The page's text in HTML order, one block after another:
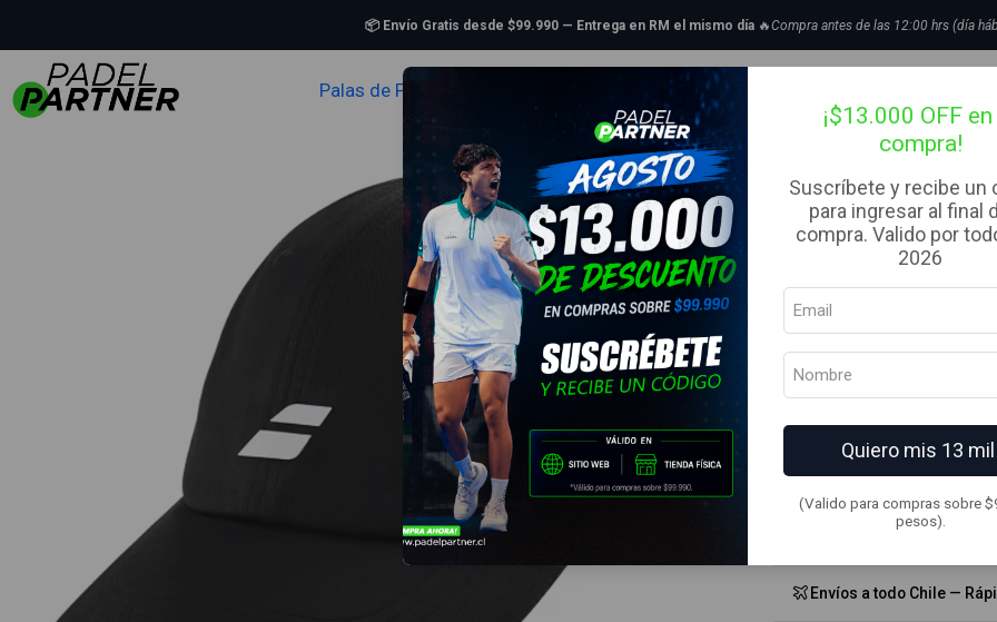
¡$13.000 OFF
compra!
Suscríbete y recibe un
para ingresar al final
compra. Valido por
2026
Quiero mis 13
(Valido para compras sobre
pesos).
Palas de Padel Zapatillas de Padel Bolsos Complementos
📦 Envío Gratis desde $99.990 — Entrega en RM el mismo día 🔥Compra antes de las 12:00 hrs (día
Inicio Ropa Gorras Gorro Babolat Pure Logo Cap Unisex Junior Negro
Gorro
Junior Negro
MARCA
Cantidad
Agregar a la lista de
Mostrar stock de
Envíos a todo Chile —